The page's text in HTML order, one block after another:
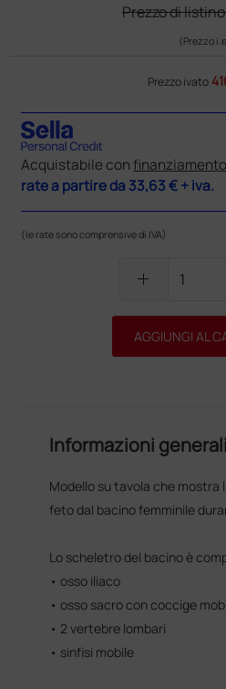
Prezzo di listino
(Prezzo
Prezzo ivato
Acquistabile con
rate a partire da33,63 €+ iva.
(le rate sono comprensive di IVA)
add
AGGIUNGI AL
Informazioni generali
Modello su tavola che mostra
feto dal bacino femminile
Lo scheletro del bacino è
• osso iliaco
• osso sacro con coccige
• 2 vertebre lombari
• sinfisi mobile